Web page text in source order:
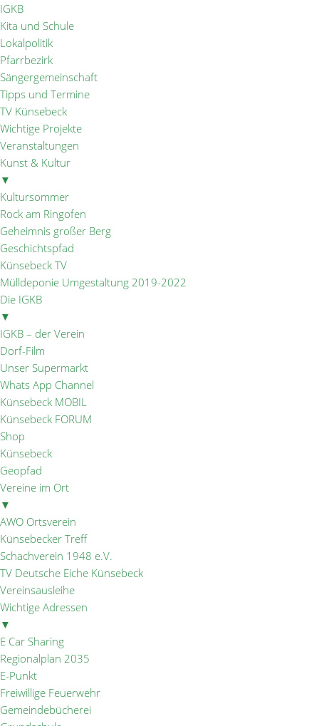
IGKB
Kita und Schule
Lokalpolitik
Pfarrbezirk
Sängergemeinschaft
Tipps und Termine
TV Künsebeck
Wichtige Projekte
Veranstaltungen
Kunst & Kultur
▼
Kultursommer
Rock am Ringofen
Geheimnis großer Berg
Geschichtspfad
Künsebeck TV
Mülldeponie Umgestaltung 2019-2022
Die IGKB
▼
IGKB – der Verein
Dorf-Film
Unser Supermarkt
Whats App Channel
Künsebeck MOBIL
Künsebeck FORUM
Shop
Künsebeck
Geopfad
Vereine im Ort
▼
AWO Ortsverein
Künsebecker Treff
Schachverein 1948 e.V.
TV Deutsche Eiche Künsebeck
Vereinsausleihe
Wichtige Adressen
▼
E Car Sharing
Regionalplan 2035
E-Punkt
Freiwillige Feuerwehr
Gemeindebücherei